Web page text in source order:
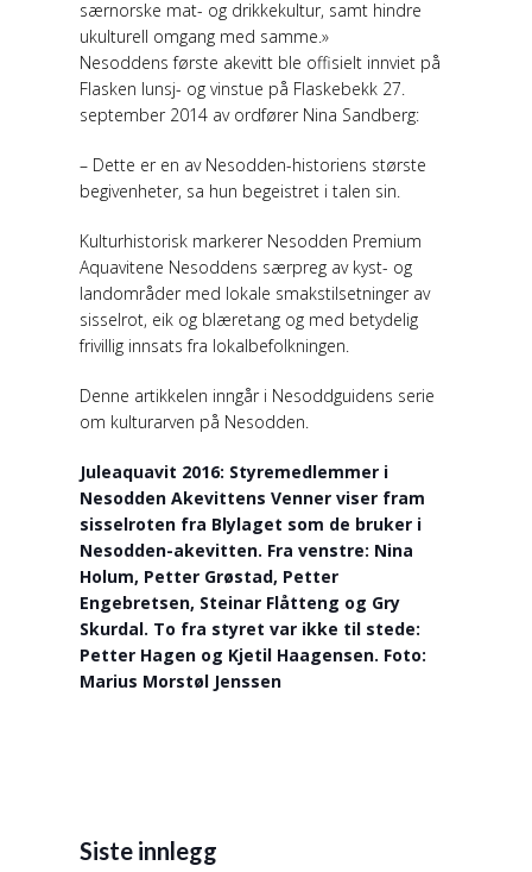
særnorske mat- og drikkekultur, samt hindre
ukulturell omgang med samme.»
Nesoddens første akevitt ble offisielt innviet på
Flasken lunsj- og vinstue på Flaskebekk 27.
september 2014 av ordfører Nina Sandberg:
– Dette er en av Nesodden-historiens største
begivenheter, sa hun begeistret i talen sin.
Kulturhistorisk markerer Nesodden Premium
Aquavitene Nesoddens særpreg av kyst- og
landområder med lokale smakstilsetninger av
sisselrot, eik og blæretang og med betydelig
frivillig innsats fra lokalbefolkningen.
Denne artikkelen inngår i Nesoddguidens serie
om kulturarven på Nesodden.
Juleaquavit 2016: Styremedlemmer i
Nesodden Akevittens Venner viser fram
sisselroten fra Blylaget som de bruker i
Nesodden-akevitten. Fra venstre: Nina
Holum, Petter Grøstad, Petter
Engebretsen, Steinar Flåtteng og Gry
Skurdal. To fra styret var ikke til stede:
Petter Hagen og Kjetil Haagensen. Foto:
Marius Morstøl Jenssen
Siste innlegg